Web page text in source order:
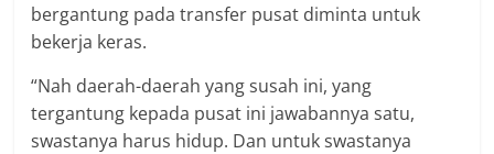
bergantung pada transfer pusat diminta untuk
bekerja keras.
“Nah daerah-daerah yang susah ini, yang
tergantung kepada pusat ini jawabannya satu,
swastanya harus hidup. Dan untuk swastanya